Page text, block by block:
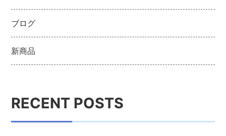
ブログ
新商品
RECENT POSTS